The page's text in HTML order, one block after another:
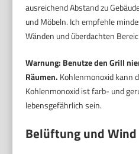
ausreichend Abstand zu
und Möbeln. Ich empfehle
Wänden und überdachten
Warnung: Benutze den Grill
Räumen. Kohlenmonoxid kann
Kohlenmonoxid ist farb- und
lebensgefährlich sein.
Belüftung und Wind